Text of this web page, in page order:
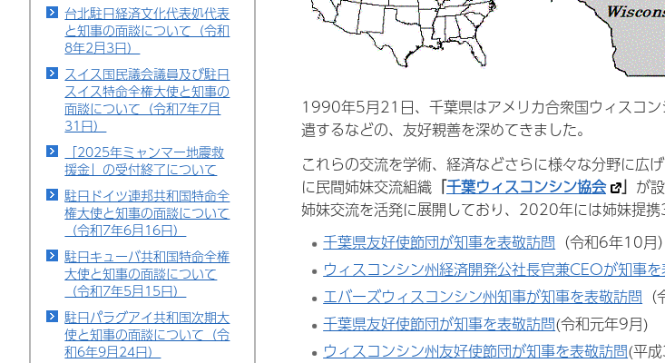
台北駐日経済文化代表処代表
と知事の面談について（令和
8年2月3日）
スイス国民議会議員及び駐日
スイス特命全権大使と知事の
面談について（令和7年7月
31日）
「2025年ミャンマー地震救
援金」の受付終了について
駐日ドイツ連邦共和国特命全
権大使と知事の面談について
（令和7年6月16日）
駐日キューバ共和国特命全権
大使と知事の面談について
（令和7年5月15日）
駐日パラグアイ共和国次期大
使と知事の面談について（令
和6年9月24日）
1990年5月21日、千葉県はアメリカ合衆国ウィスコ
遣するなどの、友好親善を深めてきました。
これらの交流を学術、経済などさらに様々な分野に
に民間姉妹交流組織 「千葉ウィスコンシン協会 」 が
姉妹交流を活発に展開しており、2020年には姉妹提携
千葉県友好使節団が知事を表敬訪問 （令和6年10月）
ウィスコンシン州経済開発公社長官兼CEOが知事
エバーズウィスコンシン州知事が知事を表敬訪問
千葉県友好使節団が知事を表敬訪問(令和元年9月)
ウィスコンシン州友好使節団が知事を表敬訪問(平